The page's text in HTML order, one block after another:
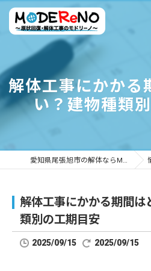
解体工事にかかる
い？建物種類
愛知県尾張旭市の解体ならMODEReNO ～原状回復・解体工事のモドリーノ～ 情
解体工事にかかる期間
類別の工期目安
2025/09/15 2025/09/15